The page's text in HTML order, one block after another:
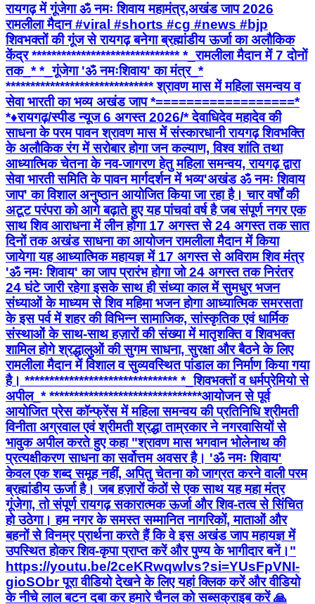
रायगढ़ में गूंजेगा ॐ नमः शिवाय महामंत्र,अखंड जाप 2026
रामलीला मैदान #viral #shorts #cg #news #bjp
शिवभक्तों की गूंज से रायगढ़ बनेगा ब्रह्मांडीय ऊर्जा का अलौकिक
केंद्र ****************************** *_रामलीला मैदान में 7 दोनों
तक_* *_गूंजेगा 'ॐ नमःशिवाय' का मंत्र_*
****************************** श्रावण मास में महिला समन्वय व
सेवा भारती का भव्य अखंड जाप *==================*
*♦रायगढ़/स्पीड न्यूज 6 अगस्त 2026/* देवाधिदेव महादेव की
साधना के परम पावन श्रावण मास में संस्कारधानी रायगढ़ शिवभक्ति
के अलौकिक रंग में सरोबार होगा जन कल्याण, विश्व शांति तथा
आध्यात्मिक चेतना के नव-जागरण हेतु महिला समन्वय, रायगढ़ द्वारा
सेवा भारती समिति के पावन मार्गदर्शन में भव्य'अखंड ॐ नमः शिवाय
जाप' का विशाल अनुष्ठान आयोजित किया जा रहा है। चार वर्षों की
अटूट परंपरा को आगे बढ़ाते हुए यह पांचवां वर्ष है जब संपूर्ण नगर एक
साथ शिव आराधना में लीन होगा 17 अगस्त से 24 अगस्त तक सात
दिनों तक अखंड साधना का आयोजन रामलीला मैदान में किया
जायेगा यह ​आध्यात्मिक महायज्ञ में 17 अगस्त से अविराम शिव मंत्र
'ॐ नमः शिवाय' का जाप प्रारंभ होगा जो 24 अगस्त तक निरंतर
24 घंटे जारी रहेगा इसके साथ ही संध्या काल में सुमधुर भजन
संध्याओं के माध्यम से शिव महिमा भजन होगा आध्यात्मिक समरसता
के इस पर्व में शहर की विभिन्न सामाजिक, सांस्कृतिक एवं धार्मिक
संस्थाओं के साथ-साथ हज़ारों की संख्या में मातृशक्ति व शिवभक्त
शामिल होगे श्रद्धालुओं की सुगम साधना, सुरक्षा और बैठने के लिए
रामलीला मैदान में विशाल व सुव्यवस्थित पांडाल का निर्माण किया गया
है। ******************************* *_​शिवभक्तों व धर्मप्रेमियो से
अपील_* ******************************* ​आयोजन से पूर्व
आयोजित प्रेस कॉन्फ्रेंस में महिला समन्वय की प्रतिनिधि श्रीमती
विनीता अग्रवाल एवं श्रीमती श्रद्धा ताम्रकार ने नगरवासियों से
भावुक अपील करते हुए कहा ​"श्रावण मास भगवान भोलेनाथ की
प्रत्यक्षीकरण साधना का सर्वोत्तम अवसर है। 'ॐ नमः शिवाय'
केवल एक शब्द समूह नहीं, अपितु चेतना को जाग्रत करने वाली परम
ब्रह्मांडीय ऊर्जा है। जब हज़ारों कंठों से एक साथ यह महा मंत्र
गूंजेगा, तो संपूर्ण रायगढ़ सकारात्मक ऊर्जा और शिव-तत्व से सिंचित
हो उठेगा। हम नगर के समस्त सम्मानित नागरिकों, माताओं और
बहनों से विनम्र प्रार्थना करते हैं कि वे इस अखंड जाप महायज्ञ में
उपस्थित होकर शिव-कृपा प्राप्त करें और पुण्य के भागीदार बनें।"
https://youtu.be/2ceKRwqwlvs?si=YUsFpVNI-
gioSObr पूरा वीडियो देखने के लिए यहां क्लिक करें और वीडियो
के नीचे लाल बटन दबा कर हमारे चैनल को सब्सक्राइब करें 🙏